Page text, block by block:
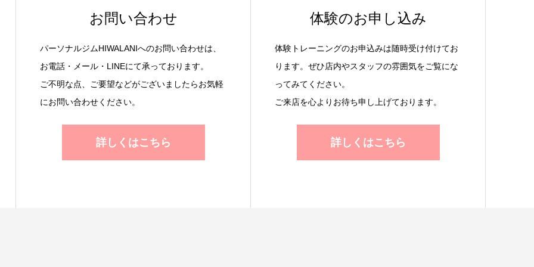
お問い合わせ
パーソナルジムHIWALANIへのお問い合わせは、
お電話・メール・LINEにて承っております。
ご不明な点、ご要望などがございましたらお気軽
にお問い合わせください。
詳しくはこちら
体験のお申し込み
体験トレーニングのお申込みは随時受け付けてお
ります。ぜひ店内やスタッフの雰囲気をご覧にな
ってみてください。
ご来店を心よりお待ち申し上げております。
詳しくはこちら